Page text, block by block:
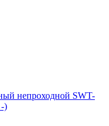
непроходной SWT-
)